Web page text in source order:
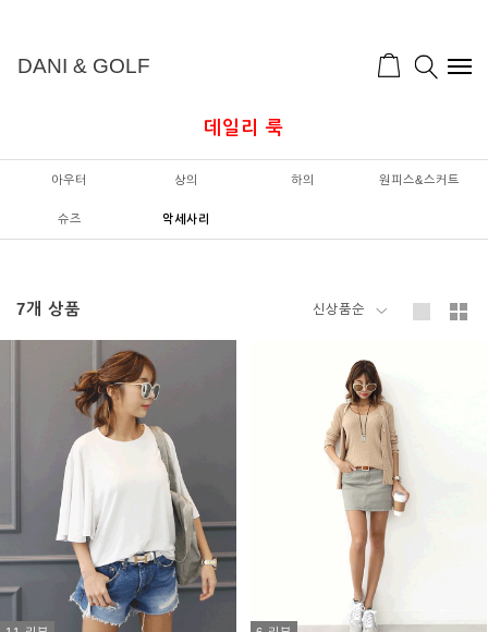
DANI & GOLF
데일리 룩
아우터 상의 하의 원피스&스커트
슈즈 악세사리
7개 상품